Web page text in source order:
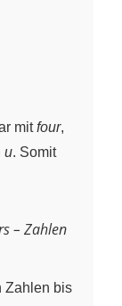
mitfour,
u. Somit
– Zahlen
Zahlen bis